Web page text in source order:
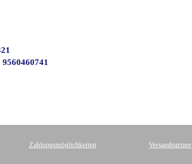
Zahlungsmöglichkeiten Versandpartner